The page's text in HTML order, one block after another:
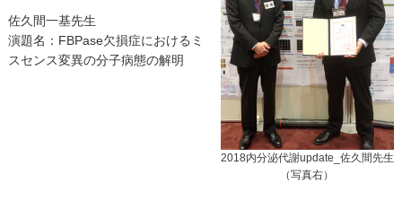
2018内分泌代謝update_佐久間先生
（写真右）
佐久間一基先生
演題名：FBPase欠損症におけるミ
スセンス変異の分子病態の解明